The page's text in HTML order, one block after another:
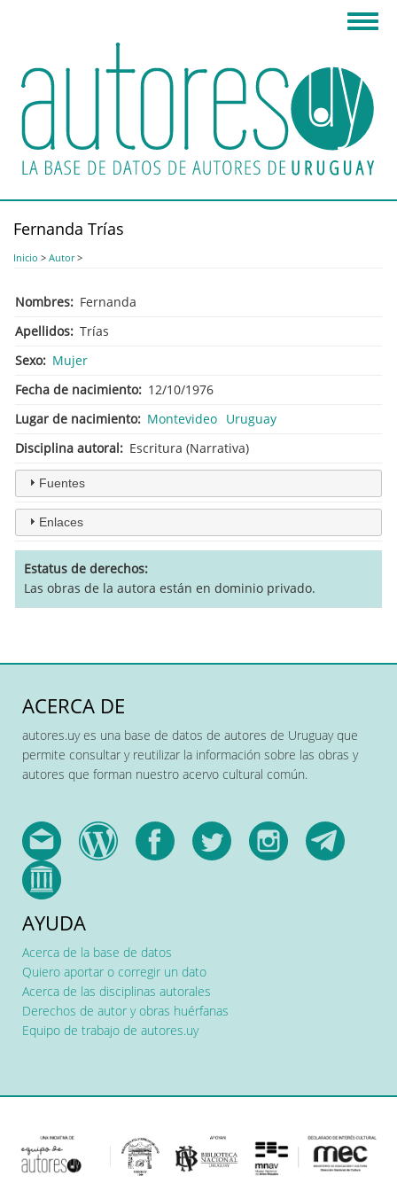
principal
Fernanda Trías
Inicio > Autor>
Nombres
Fernanda
Apellidos Trías
Sexo
Mujer
Fecha de nacimiento
12/10/1976
Lugar de nacimiento
Montevideo Uruguay
Disciplina autoral
Escritura (Narrativa)
Fuentes
Enlaces
Estatus de derechos
Las obras de la autora están en dominio privado.
ACERCA DE
autores.uy es una base de datos de autores de Uruguay que
permite consultar y reutilizar la información sobre las obras y
autores que forman nuestro acervo cultural común.
AYUDA
Acerca de la base de datos
Quiero aportar o corregir un dato
Acerca de las disciplinas autorales
Derechos de autor y obras huérfanas
Equipo de trabajo de autores.uy